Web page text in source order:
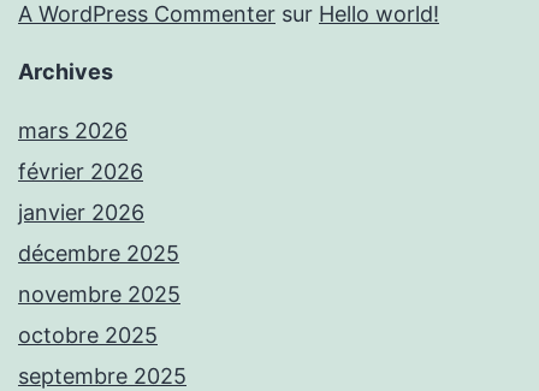
A WordPress Commenter sur Hello world!
Archives
mars 2026
février 2026
janvier 2026
décembre 2025
novembre 2025
octobre 2025
septembre 2025